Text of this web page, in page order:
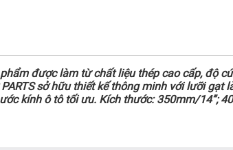
được làm từ chất liệu thép cao cấp, độ
sở hữu thiết kế thông minh với lưỡi gạt
kính ô tô tối ưu. Kích thước: 350mm/14”;